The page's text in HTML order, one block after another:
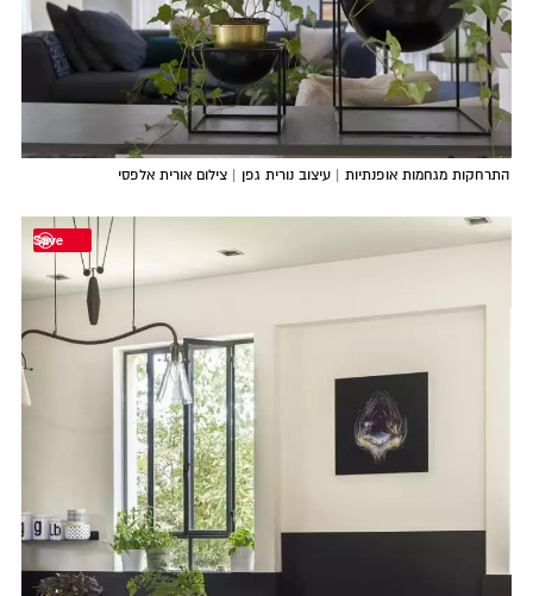
התרחקות מגחמות אופנתיות | עיצוב נורית גפן | צילום אורית אלפסי
Save